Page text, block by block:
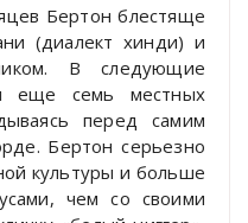
Бертон блестяще
(диалект хинди) и
В следующие
еще семь местных
перед самим
Бертон серьезно
культуры и больше
чем со своими